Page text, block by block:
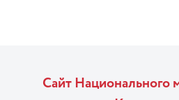
Сайт Национального